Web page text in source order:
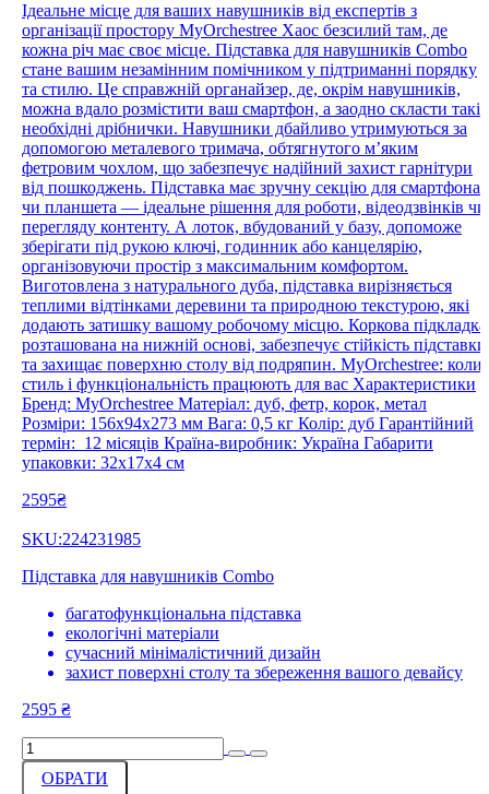
Ідеальне місце для ваших навушників від експертів з
організації простору MyOrchestree Хаос безсилий там, де
кожна річ має своє місце. Підставка для навушників Combo
стане вашим незамінним помічником у підтриманні порядку
та стилю. Це справжній органайзер, де, окрім навушників,
можна вдало розмістити ваш смартфон, а заодно скласти такі
необхідні дрібнички. Навушники дбайливо утримуються за
допомогою металевого тримача, обтягнутого м’яким
фетровим чохлом, що забезпечує надійний захист гарнітури
від пошкоджень. Підставка має зручну секцію для смартфона
чи планшета — ідеальне рішення для роботи, відеодзвінків чи
перегляду контенту. А лоток, вбудований у базу, допоможе
зберігати під рукою ключі, годинник або канцелярію,
організовуючи простір з максимальним комфортом.
Виготовлена з натурального дуба, підставка вирізняється
теплими відтінками деревини та природною текстурою, які
додають затишку вашому робочому місцю. Коркова
розташована на нижній основі, забезпечує стійкість підставки
та захищає поверхню столу від подряпин. MyOrchestree: коли
стиль і функціональність працюють для вас Характеристики
Бренд: MyOrchestree Матеріал: дуб, фетр, корок, метал
Розміри: 156х94х273 мм Вага: 0,5 кг Колір: дуб Гарантійний
термін: 12 місяців Країна-виробник: Україна Габарити
упаковки: 32х17х4 см
2595₴
SKU:224231985
Підставка для навушників Combo
багатофункціональна підставка
екологічні матеріали
сучасний мінімалістичний дизайн
захист поверхні столу та збереження вашого девайсу
2595 ₴
ОБРАТИ